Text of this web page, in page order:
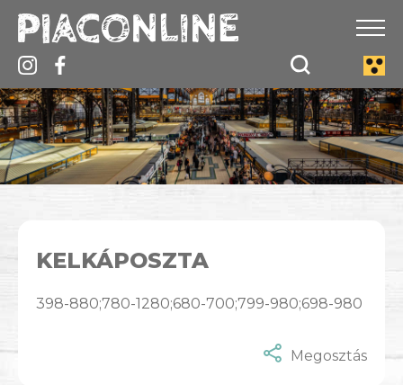
KELKÁPOSZTA
398-880;780-1280;680-700;799-980;698-980
Megosztás